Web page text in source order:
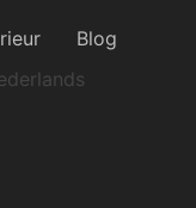
Blog